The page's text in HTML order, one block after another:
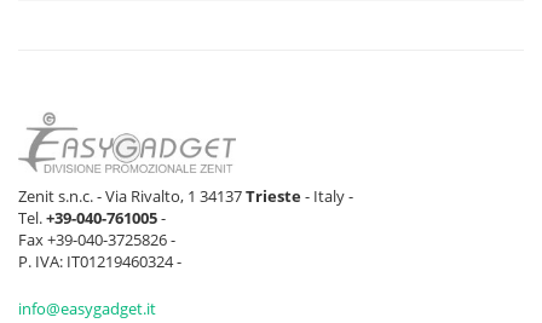
Zenit s.n.c. - Via Rivalto, 1 34137Trieste- Italy -
Tel.+39-040-761005-
Fax +39-040-3725826 -
P. IVA: IT01219460324 -
info@easygadget.it